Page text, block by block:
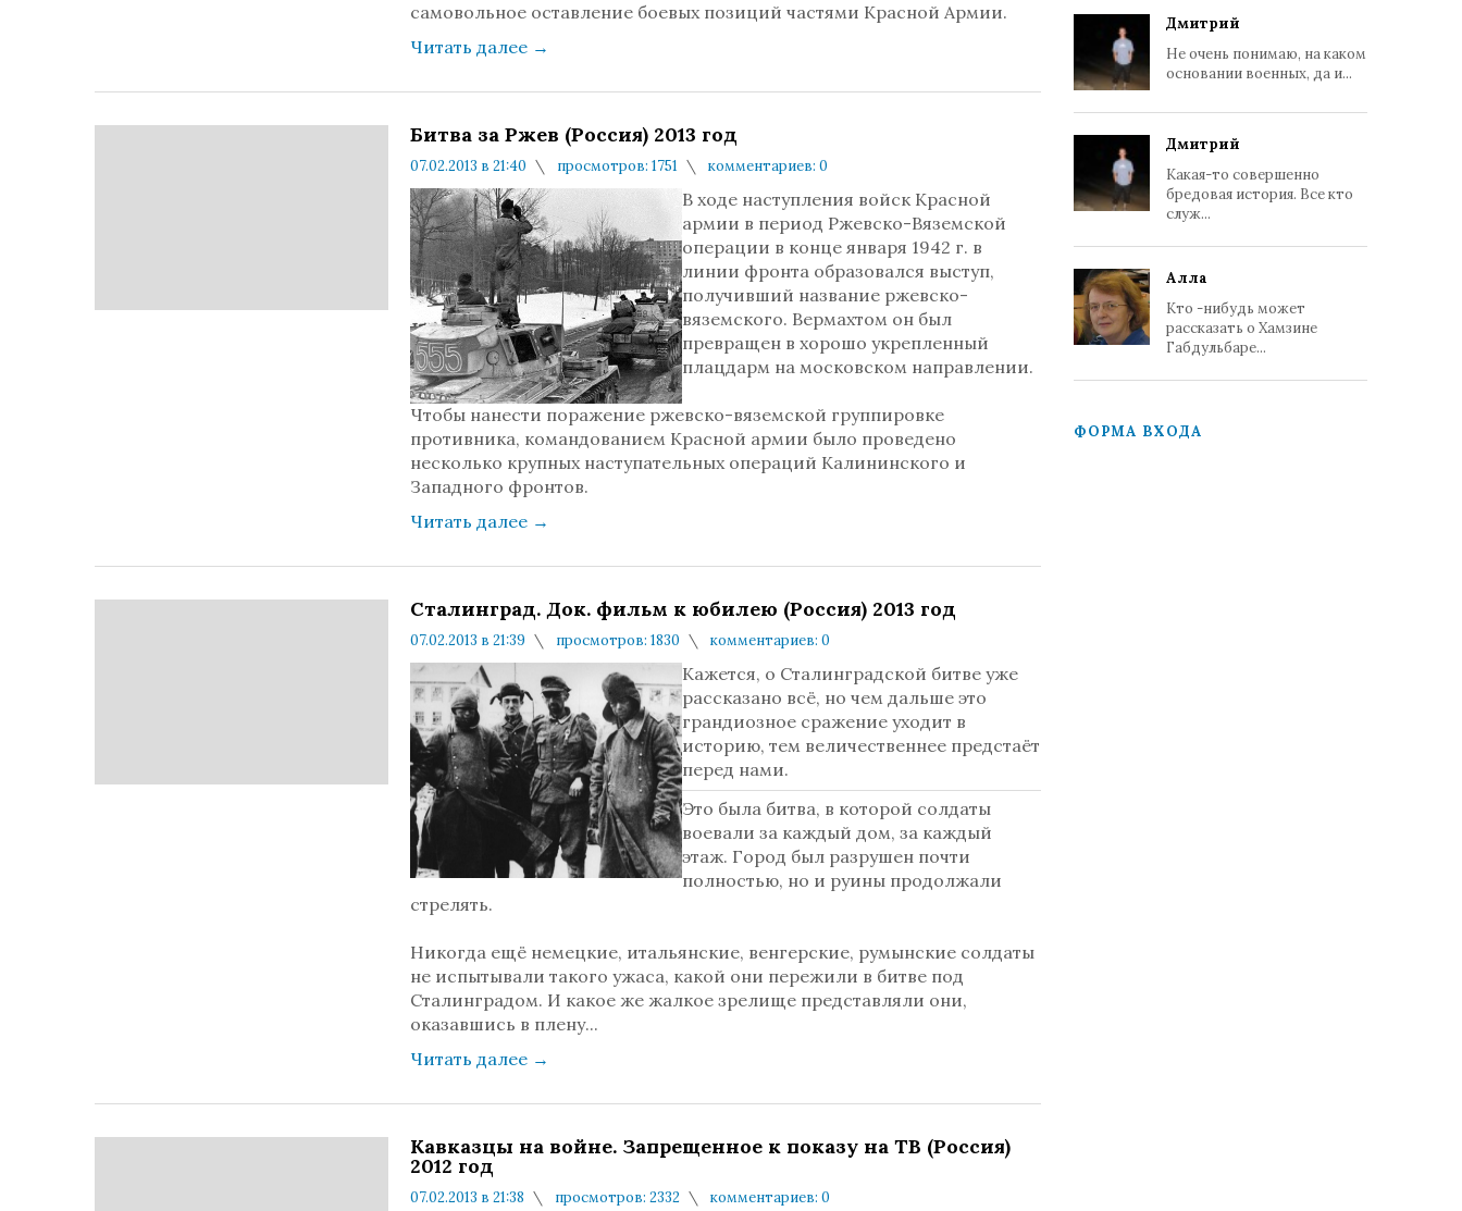
самовольное оставление боевых позиций частями Красной Армии.
Читать далее →
Битва за Ржев (Россия) 2013 год
07.02.2013 в 21:40 просмотров: 1751 комментариев: 0
В ходе наступления войск Красной
армии в период Ржевско-Вяземской
операции в конце января 1942 г. в
линии фронта образовался выступ,
получивший название ржевско-
вяземского. Вермахтом он был
превращен в хорошо укрепленный
плацдарм на московском направлении.
Чтобы нанести поражение ржевско-вяземской группировке
противника, командованием Красной армии было проведено
несколько крупных наступательных операций Калининского и
Западного фронтов.
Читать далее →
Сталинград. Док. фильм к юбилею (Россия) 2013 год
07.02.2013 в 21:39 просмотров: 1830 комментариев: 0
Кажется, о Сталинградской битве уже
рассказано всё, но чем дальше это
грандиозное сражение уходит в
историю, тем величественнее предстаёт
перед нами.
Это была битва, в которой солдаты
воевали за каждый дом, за каждый
этаж. Город был разрушен почти
полностью, но и руины продолжали
стрелять.
Никогда ещё немецкие, итальянские, венгерские, румынские солдаты
не испытывали такого ужаса, какой они пережили в битве под
Сталинградом. И какое же жалкое зрелище представляли они,
оказавшись в плену...
Читать далее →
Кавказцы на войне. Запрещенное к показу на ТВ (Россия)
2012 год
07.02.2013 в 21:38 просмотров: 2332 комментариев: 0
Дмитрий
Не очень понимаю, на каком
основании военных, да и...
Дмитрий
Какая-то совершенно
бредовая история. Все кто
служ...
Алла
Кто -нибудь может
рассказать о Хамзине
Габдульбаре...
ФОРМА ВХОДА